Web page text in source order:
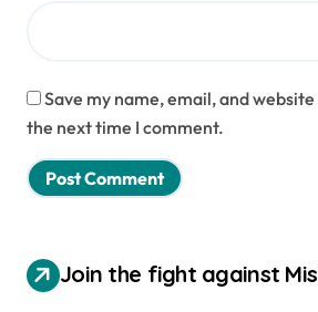
Save my name, email, and
the next time I comment.
Join the fight against